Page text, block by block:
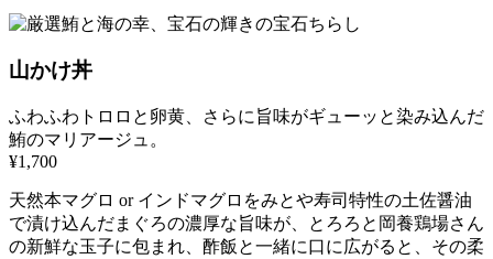
山かけ丼
ふわふわトロロと卵黄、さらに旨味がギューッと染み込んだ
鮪のマリアージュ。
¥1,700
天然本マグロ or インドマグロをみとや寿司特性の土佐醤油
で漬け込んだまぐろの濃厚な旨味が、とろろと岡養鶏場さん
の新鮮な玉子に包まれ、酢飯と一緒に口に広がると、その柔